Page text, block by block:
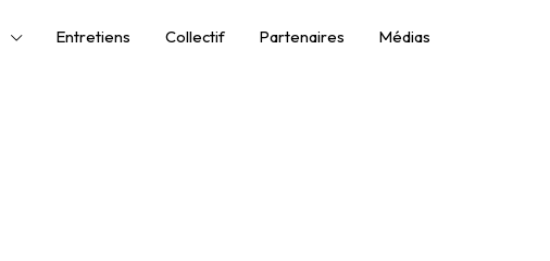
Entretiens Collectif Partenaires Médias